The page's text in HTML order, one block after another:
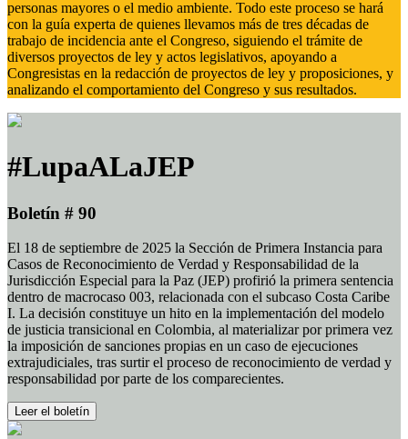
personas mayores o el medio ambiente. Todo este proceso se hará
con la guía experta de quienes llevamos más de tres décadas de
trabajo de incidencia ante el Congreso, siguiendo el trámite de
diversos proyectos de ley y actos legislativos, apoyando a
Congresistas en la redacción de proyectos de ley y proposiciones, y
analizando el comportamiento del Congreso y sus resultados.
#LupaALaJEP
Boletín # 90
El 18 de septiembre de 2025 la Sección de Primera Instancia para
Casos de Reconocimiento de Verdad y Responsabilidad de la
Jurisdicción Especial para la Paz (JEP) profirió la primera sentencia
dentro de macrocaso 003, relacionada con el subcaso Costa Caribe
I. La decisión constituye un hito en la implementación del modelo
de justicia transicional en Colombia, al materializar por primera vez
la imposición de sanciones propias en un caso de ejecuciones
extrajudiciales, tras surtir el proceso de reconocimiento de verdad y
responsabilidad por parte de los comparecientes.
Leer el boletín